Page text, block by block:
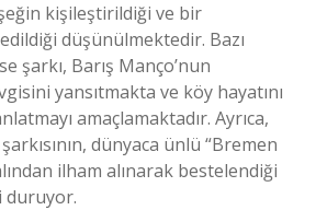
kişileştirildiği ve bir
düşünülmektedir. Bazı
şarkı, Barış Manço’nun
yansıtmakta ve köy hayatını
amaçlamaktadır. Ayrıca,
dünyaca ünlü “Bremen
ilham alınarak bestelendiği
duruyor.